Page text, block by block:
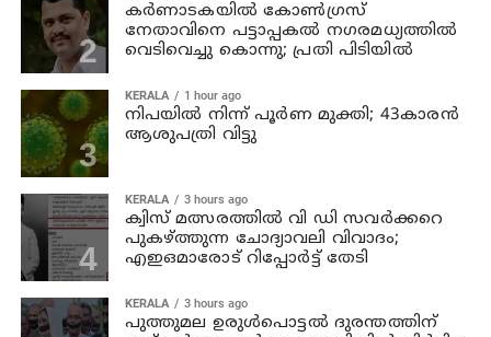
കര്‍ണാടകയില്‍ കോണ്‍ഗ്രസ്
നേതാവിനെ പട്ടാപ്പകല്‍ നഗരമധ്യത്തില്‍
വെടിവെച്ചു കൊന്നു; പ്രതി പിടിയില്‍
KERALA 1 hour ago
നിപയില്‍ നിന്ന് പൂര്‍ണ മുക്തി; 43കാരന്‍
ആശുപത്രി വിട്ടു
KERALA 3 hours ago
ക്വിസ് മത്സരത്തില്‍ വി ഡി സവര്‍ക്കറെ
പുകഴ്ത്തുന്ന ചോദ്യാവലി വിവാദം;
എഇഒമാരോട് റിപ്പോര്‍ട്ട് തേടി
KERALA 3 hours ago
പുത്തുമല ഉരുള്‍പൊട്ടല്‍ ദുരന്തത്തിന്